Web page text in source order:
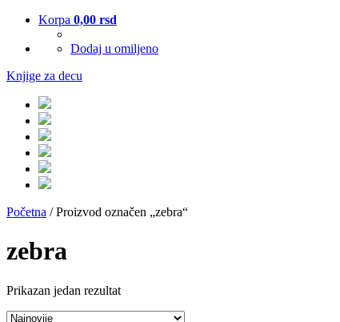
Korpa 0,00 rsd
Dodaj u omiljeno
Knjige za decu
Početna / Proizvod označen „zebra“
zebra
Prikazan jedan rezultat